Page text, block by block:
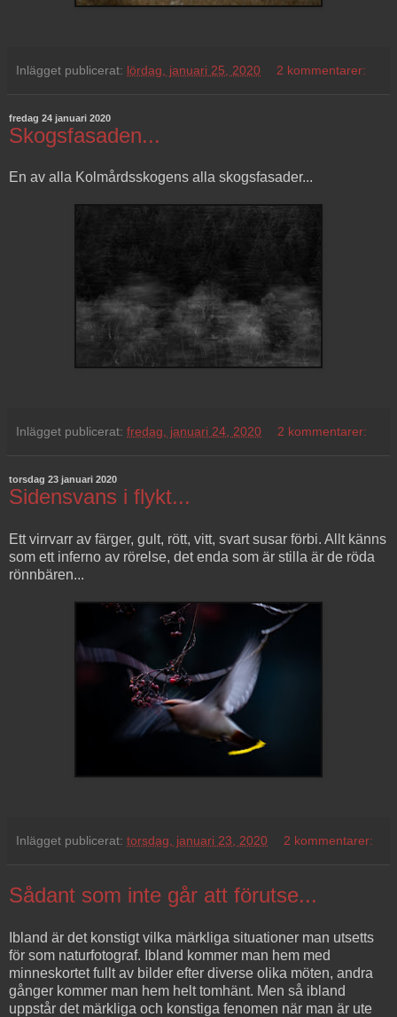
Inlägget publicerat: lördag, januari 25, 2020 2 kommentarer:
fredag 24 januari 2020
Skogsfasaden...
En av alla Kolmårdsskogens alla skogsfasader...
Inlägget publicerat: fredag, januari 24, 2020 2 kommentarer:
torsdag 23 januari 2020
Sidensvans i flykt...
Ett virrvarr av färger, gult, rött, vitt, svart susar förbi. Allt känns
som ett inferno av rörelse, det enda som är stilla är de röda
rönnbären...
Inlägget publicerat: torsdag, januari 23, 2020 2 kommentarer:
Sådant som inte går att förutse...
Ibland är det konstigt vilka märkliga situationer man utsetts
för som naturfotograf. Ibland kommer man hem med
minneskortet fullt av bilder efter diverse olika möten, andra
gånger kommer man hem helt tomhänt. Men så ibland
uppstår det märkliga och konstiga fenomen när man är ute